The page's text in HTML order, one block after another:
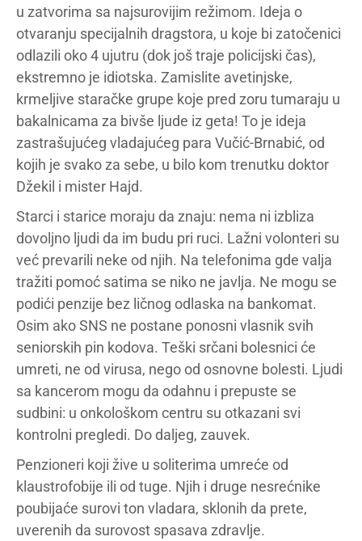
u zatvorima sa najsurovijim režimom. Ideja o
otvaranju specijalnih dragstora, u koje bi zatočenici
odlazili oko 4 ujutru (dok još traje policijski čas),
ekstremno je idiotska. Zamislite avetinjske,
krmeljive staračke grupe koje pred zoru tumaraju u
bakalnicama za bivše ljude iz geta! To je ideja
zastrašujućeg vladajućeg para Vučić-Brnabić, od
kojih je svako za sebe, u bilo kom trenutku doktor
Džekil i mister Hajd.
Starci i starice moraju da znaju: nema ni izbliza
dovoljno ljudi da im budu pri ruci. Lažni volonteri su
već prevarili neke od njih. Na telefonima gde valja
tražiti pomoć satima se niko ne javlja. Ne mogu se
podići penzije bez ličnog odlaska na bankomat.
Osim ako SNS ne postane ponosni vlasnik svih
seniorskih pin kodova. Teški srčani bolesnici će
umreti, ne od virusa, nego od osnovne bolesti. Ljudi
sa kancerom mogu da odahnu i prepuste se
sudbini: u onkološkom centru su otkazani svi
kontrolni pregledi. Do daljeg, zauvek.
Penzioneri koji žive u soliterima umreće od
klaustrofobije ili od tuge. Njih i druge nesrećnike
poubijaće surovi ton vladara, sklonih da prete,
uverenih da surovost spasava zdravlje.